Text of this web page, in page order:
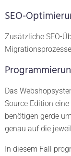
SEO-
Zusätzliche SEO-
Das
Source Edition
benötigen gerde
genau auf die
In diesem Fall